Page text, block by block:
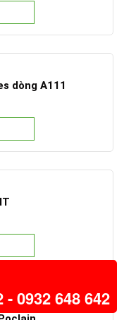
dòng A111
- 0932 648 642